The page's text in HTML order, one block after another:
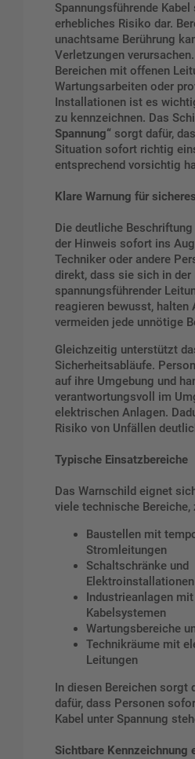
Spannungsführende
erhebliches Risiko dar.
unachtsame Berührung
Verletzungen
Bereichen mit offenen
Wartungsarbeiten oder
Installationen ist es
zu kennzeichnen. Das
Spannung“ sorgt dafür,
Situation sofort richtig
entsprechend vorsichtig
Klare Warnung für
Die deutliche
der Hinweis sofort ins
Techniker oder andere
direkt, dass sie sich in der
spannungsführender
reagieren bewusst, halten
vermeiden jede unnötige
Gleichzeitig unterstützt
Sicherheitsabläufe.
auf ihre Umgebung und
verantwortungsvoll im
elektrischen Anlagen.
Risiko von Unfällen
Typische Einsatzbereiche
Das Warnschild eignet
viele technische Bereiche,
Baustellen mit
Stromleitungen
Schaltschränke und
Elektroinstallationen
Industrieanlagen
Kabelsystemen
Wartungsbereiche
Technikräume mit
Leitungen
In diesen Bereichen sorgt
dafür, dass Personen
Kabel unter Spannung
Sichtbare Kennzeichnung